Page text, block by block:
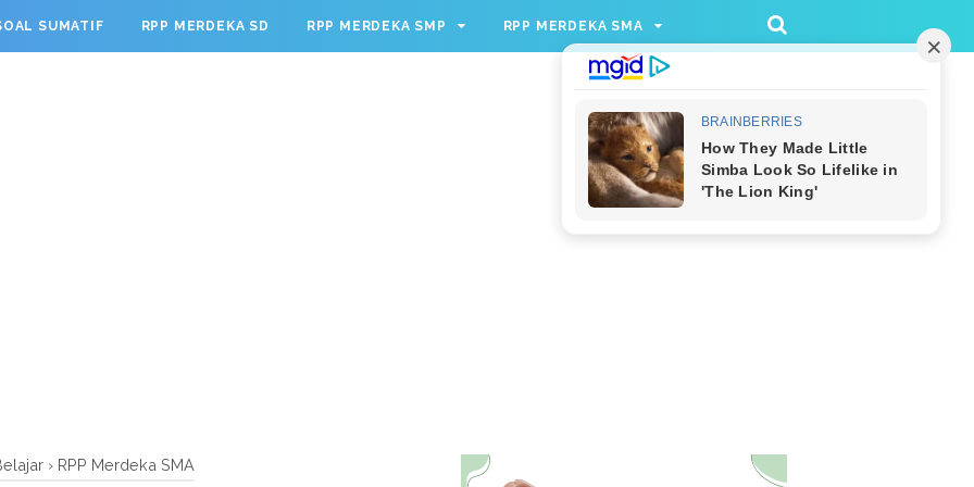
{ googletag.defineSlot('/23209888932/rppmer', [336, 280], 'div-gpt-ad-1733174991559-
googletag.enableServices(); });
SUMATIF RPP MERDEKA SD RPP MERDEKA SMP RPP MERDEKA SMA
› RPP Merdeka SMA